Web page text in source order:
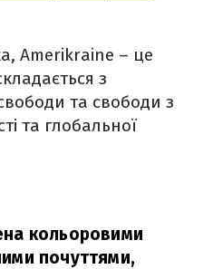
Amerikraine – це
з
та свободи з
та глобальної
кольоровими
почуттями,